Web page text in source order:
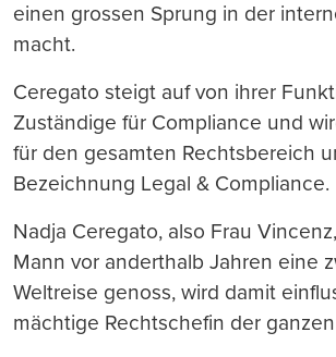
einen grossen Sprung in der
macht.
Ceregato steigt auf von ihrer
Zuständige für Compliance und
für den gesamten Rechtsbereich
Bezeichnung Legal & Compliance.
Nadja Ceregato, also Frau
Mann vor anderthalb Jahren eine
Weltreise genoss, wird damit
mächtige Rechtschefin der